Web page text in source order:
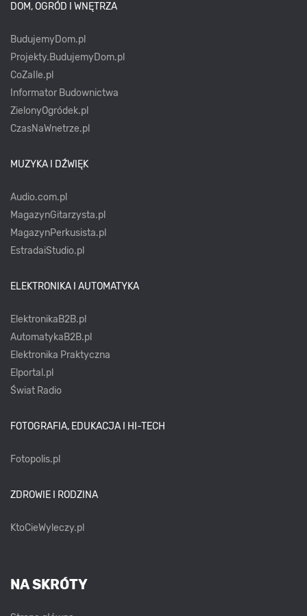
DOM, OGRÓD I WNĘTRZA
BudujemyDom.pl
Projekty.BudujemyDom.pl
CoZaIle.pl
Informator Budownictwa
ZielonyOgródek.pl
CzasNaWnetrze.pl
MUZYKA I DŹWIĘK
Audio.com.pl
MagazynGitarzysta.pl
MagazynPerkusista.pl
EstradaiStudio.pl
ELEKTRONIKA I AUTOMATYKA
ElektronikaB2B.pl
AutomatykaB2B.pl
Elektronika Praktyczna
Elportal.pl
Świat Radio
FOTOGRAFIA, EDUKACJA I HI-TECH
Fotopolis.pl
ZDROWIE I RODZINA
KtoCieWyleczy.pl
NA SKRÓTY